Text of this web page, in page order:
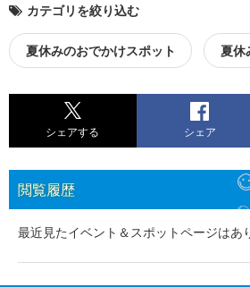
カテゴリを絞り込む
夏休みのおでかけスポット 夏休
シェアする シェア
閲覧履歴
最近見たイベント＆スポットページはあ